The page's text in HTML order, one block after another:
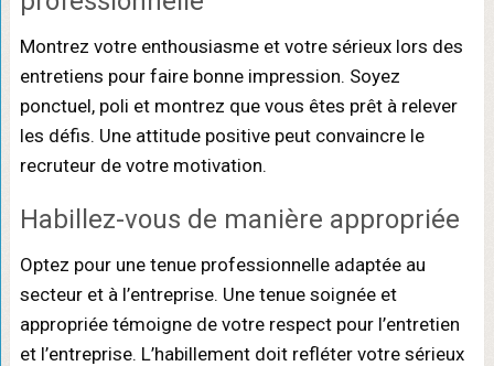
Montrez votre enthousiasme et votre sérieux lors des
entretiens pour faire bonne impression. Soyez
ponctuel, poli et montrez que vous êtes prêt à relever
les défis. Une attitude positive peut convaincre le
recruteur de votre motivation.
Habillez-vous de manière appropriée
Optez pour une tenue professionnelle adaptée au
secteur et à l’entreprise. Une tenue soignée et
appropriée témoigne de votre respect pour l’entretien
et l’entreprise. L’habillement doit refléter votre sérieux